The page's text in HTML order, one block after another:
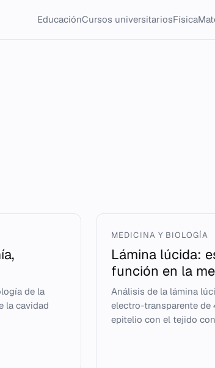
EducaciónCursos universitariosFísica
de la
la cavidad
MEDICINA Y BIOLOGÍA
Lámina lúcida:
función en la
Análisis de la lámina
electro-transparente de
epitelio con el tejido